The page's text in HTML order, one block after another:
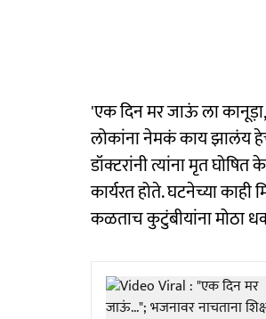
'एक दिन मर जाऊं ला
लोकांना नेमकं काय झालंय
डॉक्टरांनी त्यांना मृत
कार्यरत होते. घटनेच्या
कळताच कुटुंबीयांना मोठा